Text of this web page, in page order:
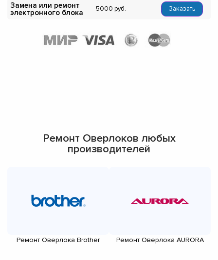
Замена или ремонт
электронного блока
5000 Заказать
Ремонт Оверлоков любых
производителей
Ремонт Оверлока Brother Ремонт Оверлока AURORA